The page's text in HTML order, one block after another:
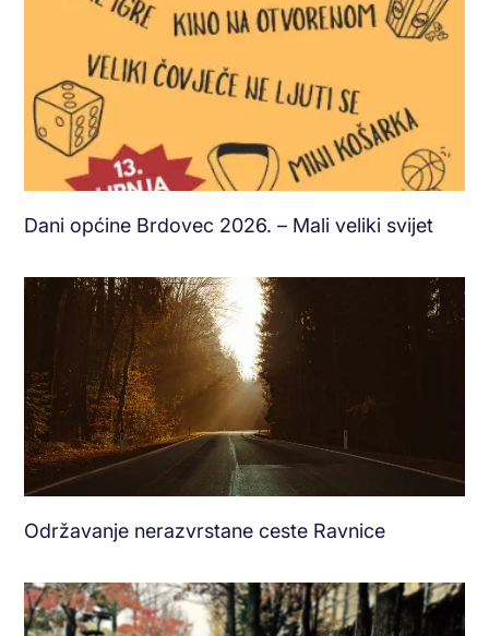
Dani općine Brdovec 2026. – Mali veliki svijet
Održavanje nerazvrstane ceste Ravnice